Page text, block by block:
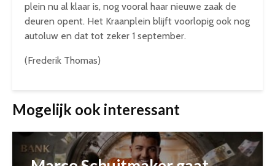
plein nu al klaar is, nog vooral haar nieuwe zaak de
deuren opent. Het Kraanplein blijft voorlopig ook nog
autoluw en dat tot zeker 1 september.
(Frederik Thomas)
Mogelijk ook interessant